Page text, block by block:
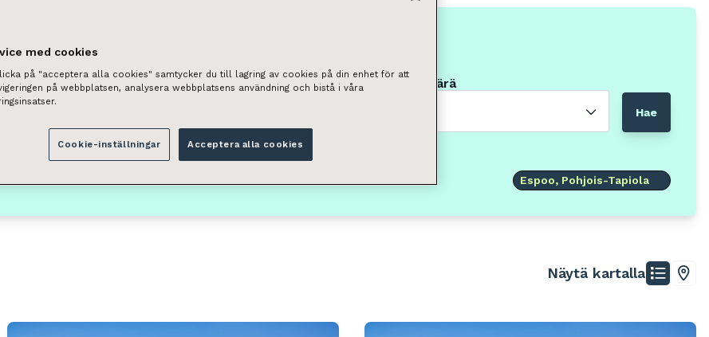
Tilan tyyppi
Neliömäärä
Hae
perusteella.
Espoo, Pohjois-Tapiola
Näytä kartalla
med cookies
på "acceptera alla cookies" samtycker du till lagring av cookies på din enhet för att
på webbplatsen, analysera webbplatsens användning och bistå i våra
Cookie-inställningar Acceptera alla cookies